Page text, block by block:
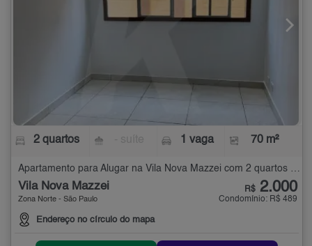
2 quartos 1 vaga 70 m²
Apartamento para Alugar na Vila Nova Mazzei com 2 quartos - 70 m²
Vila Nova Mazzei
Zona Norte - São Paulo
Endereço no círculo do mapa
R$ 2.000
Condomínio: R$ 489